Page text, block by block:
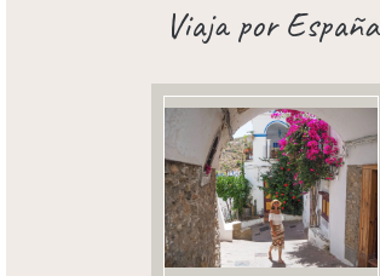
Viaja por España